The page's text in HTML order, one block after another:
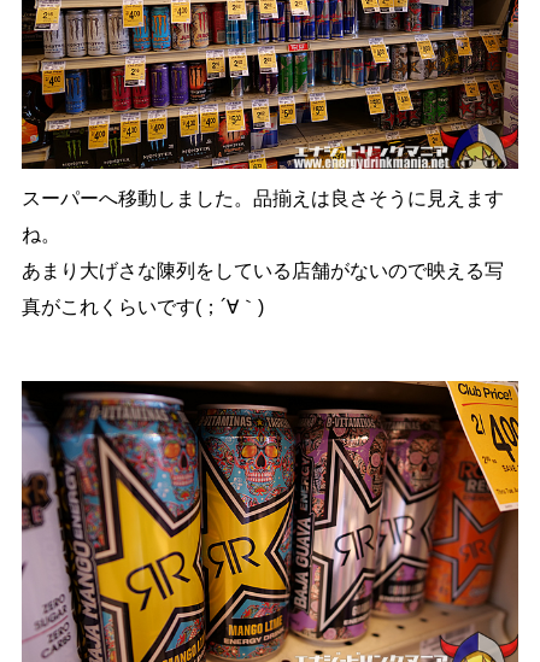
スーパーへ移動しました。品揃えは良さそうに見えます
ね。
あまり大げさな陳列をしている店舗がないので映える写
真がこれくらいです(；´∀｀)